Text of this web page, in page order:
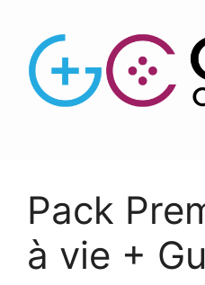
Pack
à vie +